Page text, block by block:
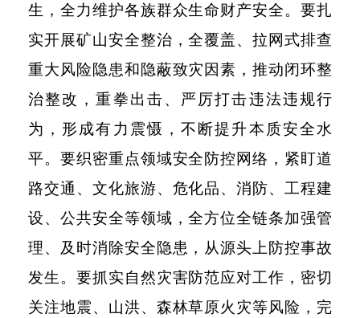
生，全力维护各族群众生命财产安全。要扎
实开展矿山安全整治，全覆盖、拉网式排查
重大风险隐患和隐蔽致灾因素，推动闭环整
治整改，重拳出击、严厉打击违法违规行
为，形成有力震慑，不断提升本质安全水
平。要织密重点领域安全防控网络，紧盯道
路交通、文化旅游、危化品、消防、工程建
设、公共安全等领域，全方位全链条加强管
理、及时消除安全隐患，从源头上防控事故
发生。要抓实自然灾害防范应对工作，密切
关注地震、山洪、森林草原火灾等风险，完